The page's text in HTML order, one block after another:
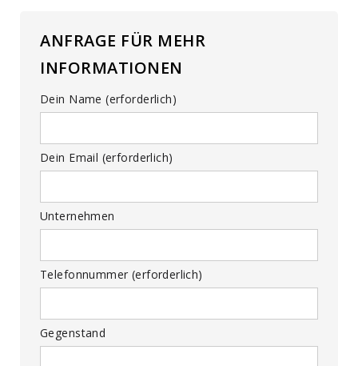
ANFRAGE FÜR MEHR
INFORMATIONEN
Dein Name (erforderlich)
Dein Email (erforderlich)
Unternehmen
Telefonnummer (erforderlich)
Gegenstand